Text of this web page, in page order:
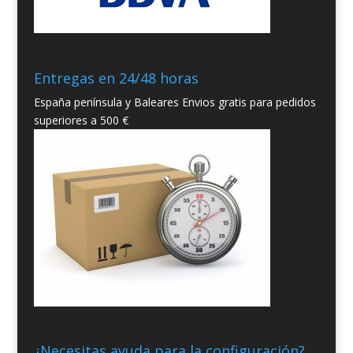
Entregas en 24/48 horas
España península y Baleares Envios gratis para pedidos
superiores a 500 €